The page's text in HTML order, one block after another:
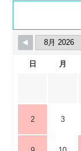
日 月
2 3